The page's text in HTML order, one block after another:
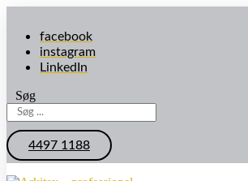
facebook
instagram
LinkedIn
Søg
4497 1188